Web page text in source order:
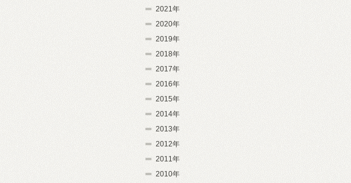
2021年
2020年
2019年
2018年
2017年
2016年
2015年
2014年
2013年
2012年
2011年
2010年